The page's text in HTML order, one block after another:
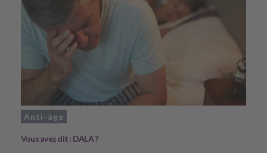
Anti-âge
Vous avez dit : DALA ?